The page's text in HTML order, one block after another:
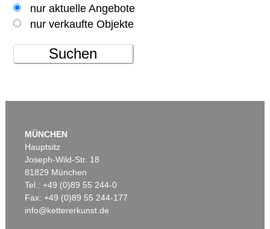
nur aktuelle Angebote
nur verkaufte Objekte
Suchen
MÜNCHEN
Hauptsitz
Joseph-Wild-Str. 18
81829 München
Tel.: +49 (0)89 55 244-0
Fax: +49 (0)89 55 244-177
info@kettererkunst.de